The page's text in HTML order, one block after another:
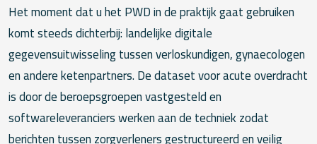
Het moment dat u het PWD in de praktijk gaat gebruiken
komt steeds dichterbij: landelijke digitale
gegevensuitwisseling tussen verloskundigen, gynaecologen
en andere ketenpartners. De dataset voor acute overdracht
is door de beroepsgroepen vastgesteld en
softwareleveranciers werken aan de techniek zodat
berichten tussen zorgverleners gestructureerd en veilig